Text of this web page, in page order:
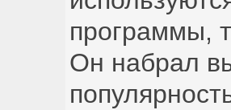
программы,
Он набрал